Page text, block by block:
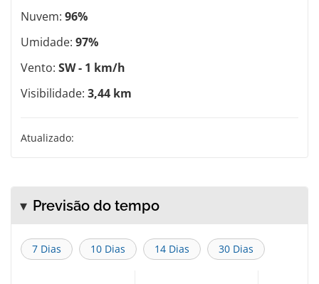
Nuvem: 96%
Umidade: 97%
Vento: SW - 1 km/h
Visibilidade: 3,44 km
Atualizado:
Previsão do tempo
7 Dias 10 Dias 14 Dias 30 Dias